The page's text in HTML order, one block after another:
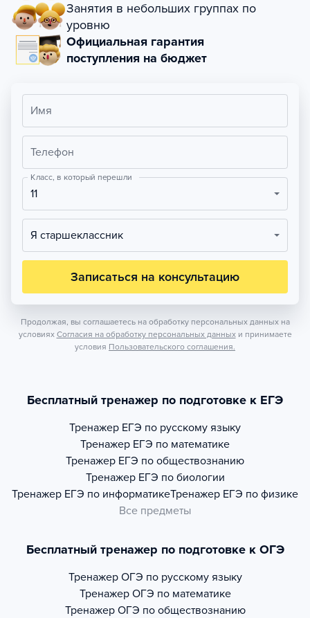
Занятия в небольших группах по
уровню
Официальная гарантия
поступления на бюджет
Имя
Телефон
Класс, в который перешли
11
Я старшеклассник
Записаться на консультацию
Продолжая, вы соглашаетесь на обработку персональных данных на
условиях Согласия на обработку персональных данных и принимаете
условия Пользовательского соглашения.
Бесплатный тренажер по подготовке к ЕГЭ
Тренажер ЕГЭ по русскому языку
Тренажер ЕГЭ по математике
Тренажер ЕГЭ по обществознанию
Тренажер ЕГЭ по биологии
Тренажер ЕГЭ по информатикеТренажер ЕГЭ по физике
Все предметы
Бесплатный тренажер по подготовке к ОГЭ
Тренажер ОГЭ по русскому языку
Тренажер ОГЭ по математике
Тренажер ОГЭ по обществознанию